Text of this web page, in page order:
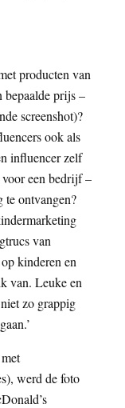
producten van
bepaalde prijs –
screenshot)?
ook als
influencer zelf
een bedrijf –
te ontvangen?
van
kinderen en
van. Leuke en
zo grappig
werd de foto